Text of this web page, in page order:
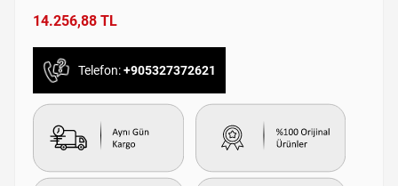
14.256,88 TL
Telefon:+905327372621